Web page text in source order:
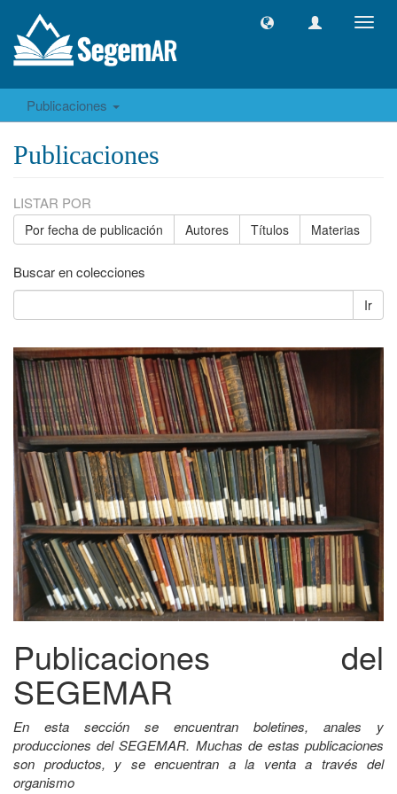
Publicaciones
Publicaciones
LISTAR POR
Por fecha de publicación Autores Títulos Materias
Buscar en colecciones
Ir
Publicaciones del
SEGEMAR
En esta sección se encuentran boletines, anales y
producciones del SEGEMAR. Muchas de estas publicaciones
son productos, y se encuentran a la venta a través del
organismo